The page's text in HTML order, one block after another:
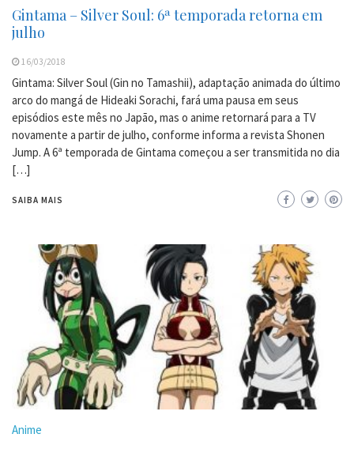
Gintama – Silver Soul: 6ª temporada retorna em
julho
16/03/2018
Gintama: Silver Soul (Gin no Tamashii), adaptação animada do último
arco do mangá de Hideaki Sorachi, fará uma pausa em seus
episódios este mês no Japão, mas o anime retornará para a TV
novamente a partir de julho, conforme informa a revista Shonen
Jump. A 6ª temporada de Gintama começou a ser transmitida no dia
[…]
SAIBA MAIS
Anime